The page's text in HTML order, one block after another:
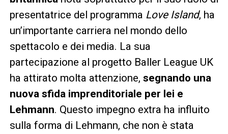
presentatrice del programma Love Island, ha
un’importante carriera nel mondo dello
spettacolo e dei media. La sua
partecipazione al progetto Baller League UK
ha attirato molta attenzione, segnando una
nuova sfida imprenditoriale per lei e
Lehmann. Questo impegno extra ha influito
sulla forma di Lehmann, che non è stata